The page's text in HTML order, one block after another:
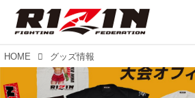
HOME グッズ情報